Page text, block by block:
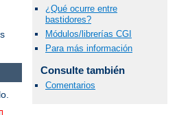
¿Qué ocurre entre
bastidores?
Módulos/librerías CGI
Para más información
Consulte también
Comentarios